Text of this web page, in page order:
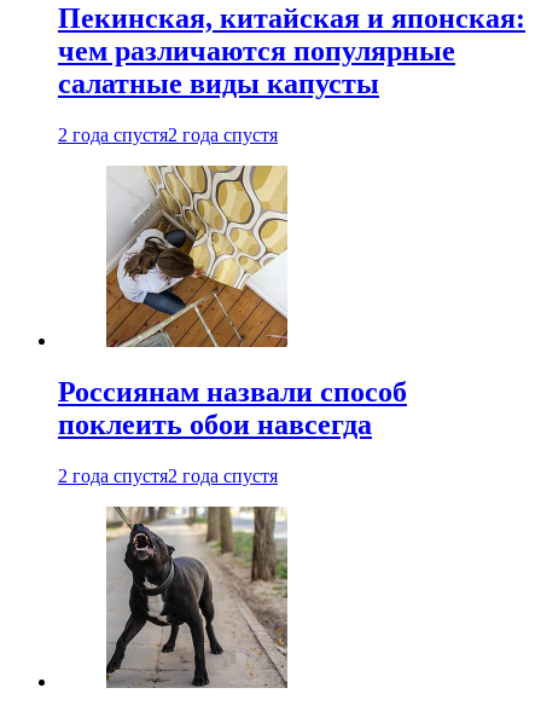
Пекинская, китайская и японская:
чем различаются популярные
салатные виды капусты
2 года спустя2 года спустя
Россиянам назвали способ
поклеить обои навсегда
2 года спустя2 года спустя